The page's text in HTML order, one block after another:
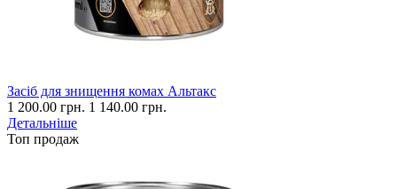
Засіб для знищення комах Альтакс
1 200.00 грн. 1 140.00 грн.
Детальніше
Топ продаж